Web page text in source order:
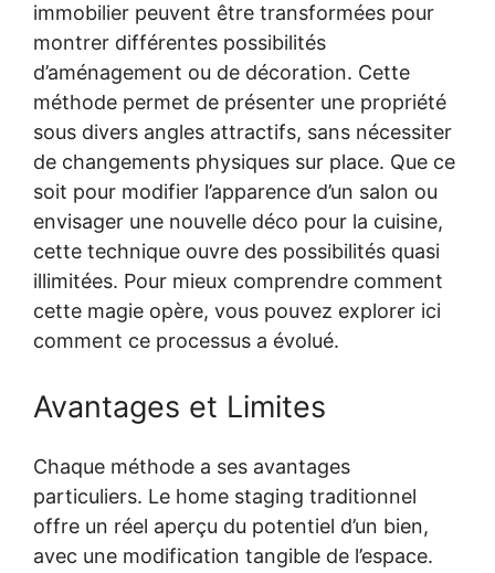
immobilier peuvent être transformées pour
montrer différentes possibilités
d’aménagement ou de décoration. Cette
méthode permet de présenter une propriété
sous divers angles attractifs, sans nécessiter
de changements physiques sur place. Que ce
soit pour modifier l’apparence d’un salon ou
envisager une nouvelle déco pour la cuisine,
cette technique ouvre des possibilités quasi
illimitées. Pour mieux comprendre comment
cette magie opère, vous pouvez explorer ici
comment ce processus a évolué.
Avantages et Limites
Chaque méthode a ses avantages
particuliers. Le home staging traditionnel
offre un réel aperçu du potentiel d’un bien,
avec une modification tangible de l’espace.